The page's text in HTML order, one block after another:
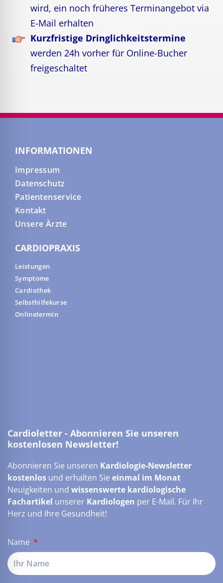
wird, ein noch früheres Terminangebot via
E-Mail erhalten
Kurzfristige Dringlichkeitstermine
werden 24h vorher für Online-Bucher
freigeschaltet
INFORMATIONEN
Impressum
Datenschutz
Patientenservice
Kontakt
Unsere Ärzte
CARDIOPRAXIS
Leistungen
Symptome
Cardiothek
Selbsthilfekurse
Onlinetermin
Cardioletter - Abonnieren Sie unseren
kostenlosen Newsletter!
Abonnieren Sie unseren Kardiologie-Newsletter
kostenlos und erhalten Sie einmal im Monat
Neuigkeiten und wissenswerte kardiologische
Fachartikel unserer Kardiologen per E-Mail. Für Ihr
Herz und Ihre Gesundheit!
Name